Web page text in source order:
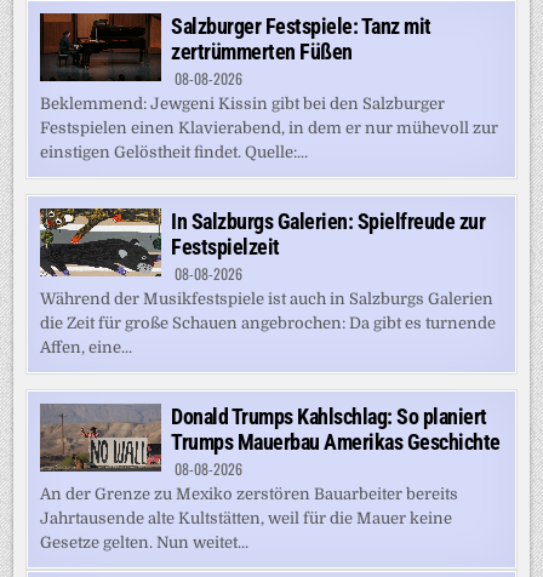
Salzburger Festspiele: Tanz mit
zertrümmerten Füßen
08-08-2026
Beklemmend: Jewgeni Kissin gibt bei den Salzburger
Festspielen einen Klavierabend, in dem er nur mühevoll zur
einstigen Gelöstheit findet. Quelle:...
In Salzburgs Galerien: Spielfreude zur
Festspielzeit
08-08-2026
Während der Musikfestspiele ist auch in Salzburgs Galerien
die Zeit für große Schauen angebrochen: Da gibt es turnende
Affen, eine...
Donald Trumps Kahlschlag: So planiert
Trumps Mauerbau Amerikas Geschichte
08-08-2026
An der Grenze zu Mexiko zerstören Bauarbeiter bereits
Jahrtausende alte Kultstätten, weil für die Mauer keine
Gesetze gelten. Nun weitet...